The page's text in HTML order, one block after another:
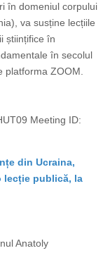
în domeniul corpului
va susține lecțiile
științifice în
în secolul
platforma ZOOM.
Meeting ID:
din Ucraina,
lecție publică, la
Anatoly